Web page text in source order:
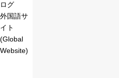
ログ
外国語サ
イト
(Global
Website)